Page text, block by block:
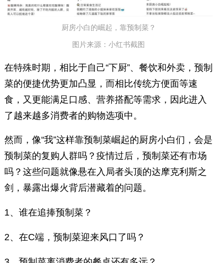
厨房小白的崛起，靠预制菜？
图片来源：小红书截图
在特殊时期，相比于自己“下厨”、餐饮和外卖，预制
菜的便捷优势更加凸显，而相比传统方便面等速
食，又更能满足口感、营养搭配等需求，因此进入
了越来越多消费者的购物选项中。
然而，像“我”这样靠预制菜崛起的厨房小白们，会是
预制菜的复购人群吗？疫情过后，预制菜还有市场
吗？这些问题就像悬在入局者头顶的达摩克利斯之
剑，暴露出爆火背后潜藏着的问题。
1、谁在追捧预制菜？
2、在C端，预制菜迎来风口了吗？